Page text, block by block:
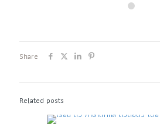
Share
Related posts